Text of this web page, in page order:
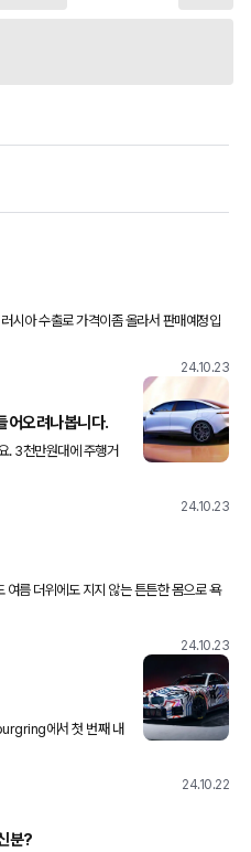
인거래로 훨씬더받으셧다고 들어서 비슷
24.10.23
어오려나봅니다.
. 3천만원대에 주행거
국전기차 경쟁력이
24.10.23
여름 더위에도 지지 않는 튼튼한 몸으로 욕
루에 현미 네 홉과 된장과 채소를 조금 먹
24.10.23
에서 첫 번째 내
운 엔트리급 차량이
24.10.22
분?